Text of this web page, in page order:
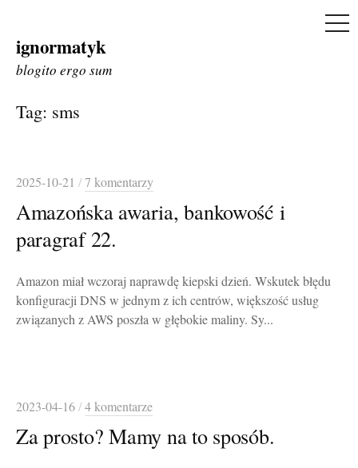
Skip
to
ignormatyk
blogito ergo sum
Tag: sms
2025-10-21 /7 komentarzy
Amazońska awaria, bankowość i
paragraf 22.
Amazon miał wczoraj naprawdę kiepski dzień. Wskutek błędu
konfiguracji DNS w jednym z ich centrów, większość usług
związanych z AWS poszła w głębokie maliny. Sy...
2023-04-16/4 komentarze
Za prosto? Mamy na to sposób.